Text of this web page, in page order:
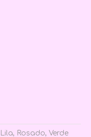
Rosado, Verde